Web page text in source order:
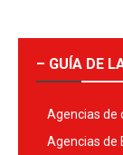
– GUÍA DE
Agencias de
Agencias de